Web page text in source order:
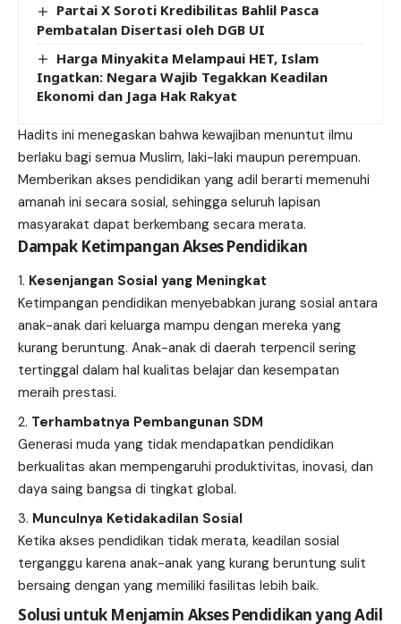
Partai X Soroti Kredibilitas Bahlil Pasca
Pembatalan Disertasi oleh DGB UI
Harga Minyakita Melampaui HET, Islam
Ingatkan: Negara Wajib Tegakkan Keadilan
Ekonomi dan Jaga Hak Rakyat
Hadits ini menegaskan bahwa kewajiban menuntut ilmu
berlaku bagi semua Muslim, laki-laki maupun perempuan.
Memberikan akses pendidikan yang adil berarti memenuhi
amanah ini secara sosial, sehingga seluruh lapisan
masyarakat dapat berkembang secara merata.
Dampak Ketimpangan Akses Pendidikan
Kesenjangan Sosial yang Meningkat
Ketimpangan pendidikan menyebabkan jurang sosial antara
anak-anak dari keluarga mampu dengan mereka yang
kurang beruntung. Anak-anak di daerah terpencil sering
tertinggal dalam hal kualitas belajar dan kesempatan
meraih prestasi.
Terhambatnya Pembangunan SDM
Generasi muda yang tidak mendapatkan pendidikan
berkualitas akan mempengaruhi produktivitas, inovasi, dan
daya saing bangsa di tingkat global.
Munculnya Ketidakadilan Sosial
Ketika akses pendidikan tidak merata, keadilan sosial
terganggu karena anak-anak yang kurang beruntung sulit
bersaing dengan yang memiliki fasilitas lebih baik.
Solusi untuk Menjamin Akses Pendidikan yang Adil